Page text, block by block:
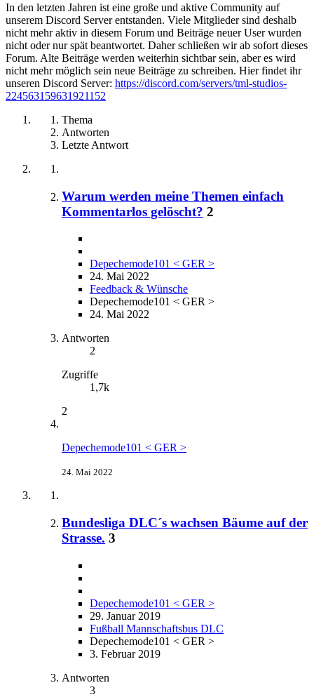
In den letzten Jahren ist eine große und aktive Community auf
unserem Discord Server entstanden. Viele Mitglieder sind deshalb
nicht mehr aktiv in diesem Forum und Beiträge neuer User wurden
nicht oder nur spät beantwortet. Daher schließen wir ab sofort dieses
Forum. Alte Beiträge werden weiterhin sichtbar sein, aber es wird
nicht mehr möglich sein neue Beiträge zu schreiben. Hier findet ihr
unseren Discord Server: https://discord.com/servers/tml-studios-
224563159631921152
Thema
Antworten
Letzte Antwort
Warum werden meine Themen einfach
Kommentarlos gelöscht? 2
Depechemode101 < GER >
24. Mai 2022
Feedback & Wünsche
Depechemode101 < GER >
24. Mai 2022
Antworten
2
Zugriffe
1,7k
2
Depechemode101 < GER >
24. Mai 2022
Bundesliga DLC´s wachsen Bäume auf der
Strasse. 3
Depechemode101 < GER >
29. Januar 2019
Fußball Mannschaftsbus DLC
Depechemode101 < GER >
3. Februar 2019
Antworten
3